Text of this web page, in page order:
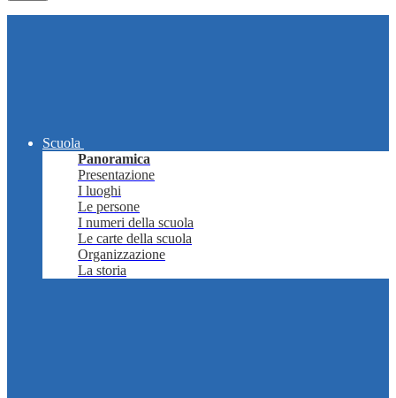
Scuola
Panoramica
Presentazione
I luoghi
Le persone
I numeri della scuola
Le carte della scuola
Organizzazione
La storia